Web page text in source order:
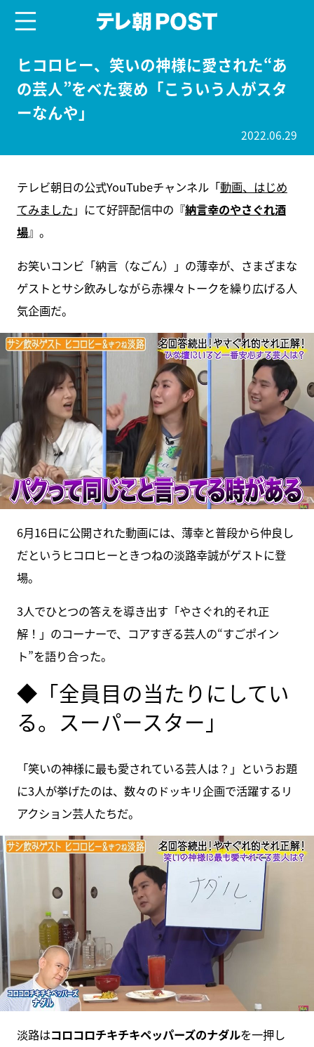
ヒコロヒー、笑いの神様に愛された“あ
の芸人”をべた褒め「こういう人がスタ
ーなんや」
2022.06.29
テレビ朝日の公式YouTubeチャンネル「動画、はじめ
てみました 」にて好評配信中の『納言幸のやさぐれ酒
場』。
お笑いコンビ「納言（なごん）」の薄幸が、さまざまな
ゲストとサシ飲みしながら赤裸々トークを繰り広げる人
気企画だ。
6月16日に公開された動画には、薄幸と普段から仲良し
だというヒコロヒーときつねの淡路幸誠がゲストに登
場。
3人でひとつの答えを導き出す「やさぐれ的それ正
解！」のコーナーで、コアすぎる芸人の“すごポイン
ト”を語り合った。
◆「全員目の当たりにしてい
る。スーパースター」
「笑いの神様に最も愛されている芸人は？」というお題
に3人が挙げたのは、数々のドッキリ企画で活躍するリ
アクション芸人たちだ。
淡路はコロコロチキチキペッパーズのナダルを一押し